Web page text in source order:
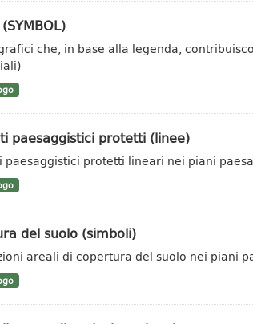
che, in base alla legenda,
paesaggistici protetti (linee)
paesaggistici protetti lineari nei piani
del suolo (simboli)
areali di copertura del suolo nei piani